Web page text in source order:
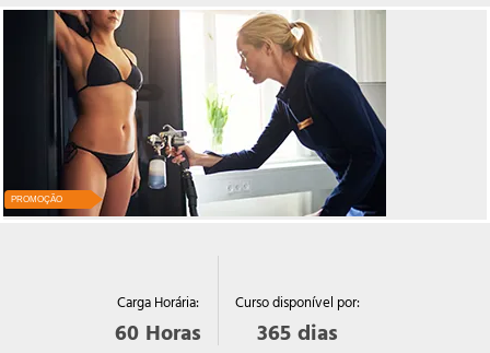
PROMOÇÃO
Carga Horária:
60 Horas
Curso disponível por:
365 dias